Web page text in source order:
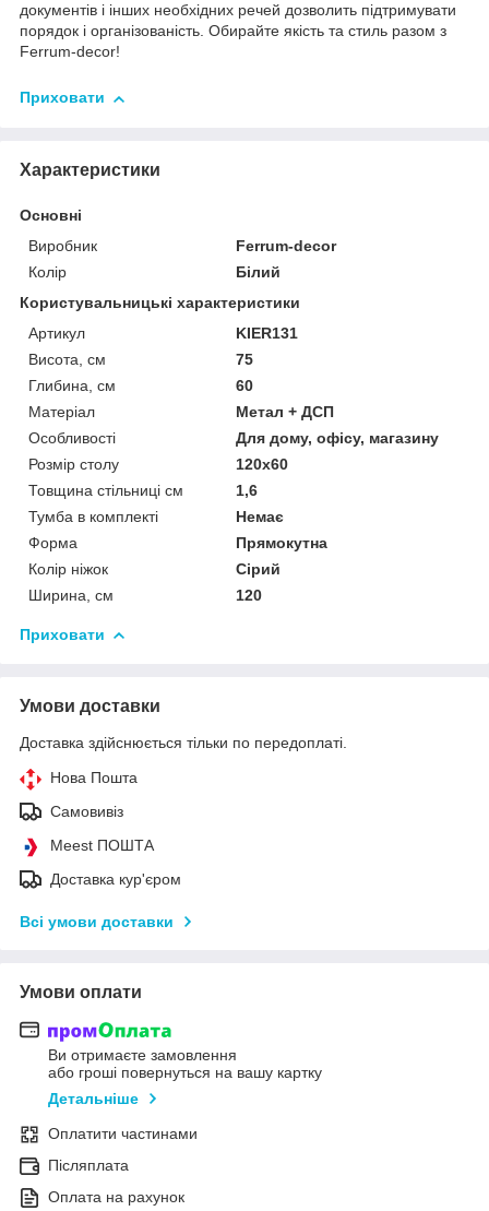
документів і інших необхідних речей дозволить підтримувати
порядок і організованість. Обирайте якість та стиль разом з
Ferrum-decor!
Приховати
Характеристики
Основні
Виробник
Ferrum-decor
Колір
Білий
Користувальницькі характеристики
Артикул
KIER131
Висота, см
75
Глибина, см
60
Матеріал
Метал + ДСП
Особливості
Для дому, офісу, магазину
Розмір столу
120х60
Товщина стільниці см
1,6
Тумба в комплекті
Немає
Форма
Прямокутна
Колір ніжок
Сірий
Ширина, см
120
Приховати
Умови доставки
Доставка здійснюється тільки по передоплаті.
Нова Пошта
Самовивіз
Meest ПОШТА
Доставка кур'єром
Всі умови доставки
Умови оплати
Ви отримаєте замовлення
або гроші повернуться на вашу картку
Детальніше
Оплатити частинами
Післяплата
Оплата на рахунок